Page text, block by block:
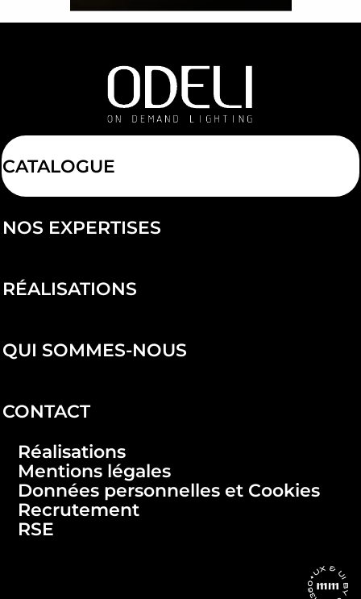
CATALOGUE
NOS EXPERTISES
RÉALISATIONS
QUI SOMMES-NOUS
CONTACT
Réalisations
Mentions légales
Données personnelles et Cookies
Recrutement
RSE